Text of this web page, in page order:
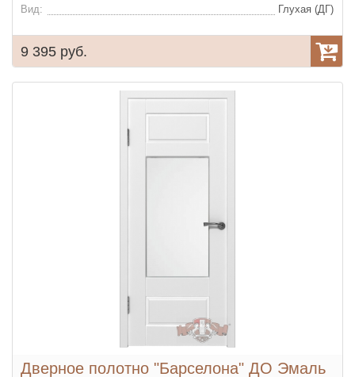
Вид:
Глухая (ДГ)
9 395 руб.
Дверное полотно "Барселона" ДО Эмаль